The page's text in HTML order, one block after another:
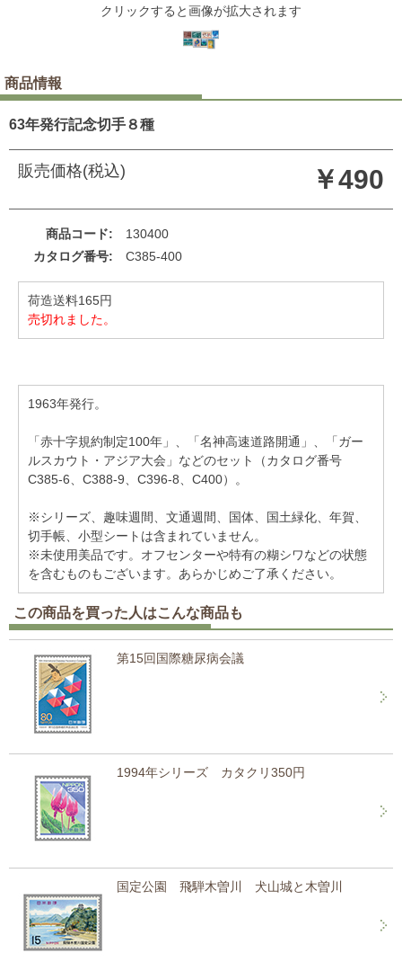
クリックすると画像が拡大されます
商品情報
63年発行記念切手８種
販売価格(税込) ￥490
商品コード
130400
カタログ番号
C385-400
荷造送料165円
売切れました。
1963年発行。
「赤十字規約制定100年」、「名神高速道路開通」、「ガー
ルスカウト・アジア大会」などのセット（カタログ番号
C385-6、C388-9、C396-8、C400）。
※シリーズ、趣味週間、文通週間、国体、国土緑化、年賀、
切手帳、小型シートは含まれていません。
※未使用美品です。オフセンターや特有の糊シワなどの状態
を含むものもございます。あらかじめご了承ください。
この商品を買った人はこんな商品も
第15回国際糖尿病会議
1994年シリーズ カタクリ350円
国定公園 飛騨木曽川 犬山城と木曽川